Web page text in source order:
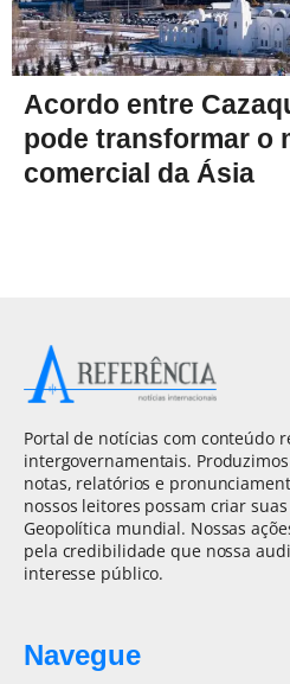
Acordo entre
pode transformar o
comercial da Ásia
Portal de notícias com conteúdo
intergovernamentais.
notas, relatórios e
nossos leitores possam criar
Geopolítica mundial. Nossas
pela credibilidade que nossa
interesse público.
Navegue